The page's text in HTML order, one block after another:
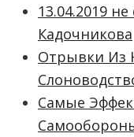
13.04.2019
Кадочникова
Отрывки Из
Самые